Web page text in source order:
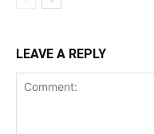
LEAVE A REPLY